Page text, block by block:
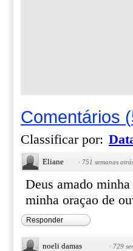
Comentários (
Classificar por:
Eliane · 751 semanas
Deus amado
minha oraçao de
Responder
noeli damas · 729